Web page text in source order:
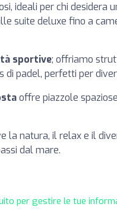
ideali per chi desidera
suite deluxe fino a
sportive; offriamo
di padel, perfetti per
offre piazzole
la natura, il relax e il
dal mare.
per gestire le tue